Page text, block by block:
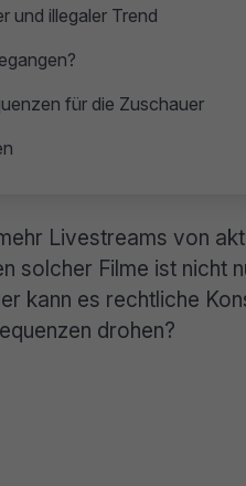
und illegaler Trend
für die Zuschauer
Livestreams von
solcher Filme ist nicht
kann es rechtliche
drohen?